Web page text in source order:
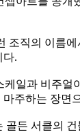
직의 이름
다.
일과 비주
주하는 장면
든 서클의